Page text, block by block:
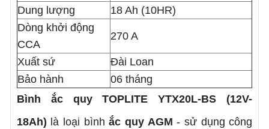
Dung lượng
18 Ah (10HR)
Dòng khởi động
CCA
270 A
Xuất sứ
Đài Loan
Bảo hành
06 tháng
Bình ắc quy TOPLITE YTX20L-BS (12V-
18Ah) là loại bìnhắc quy AGM - sử dụng công